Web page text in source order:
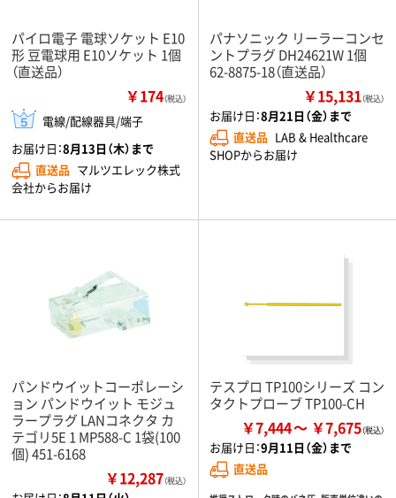
パイロ電子 電球ソケット E10
形 豆電球用 E10ソケット 1個
（直送品）
￥174（税込）
電線/配線器具/端子
お届け日：8月13日（木）まで
直送品 マルツエレック株式
会社からお届け
パナソニック リーラーコンセ
ントプラグ DH24621W 1個
62-8875-18（直送品）
￥15,131（税込）
お届け日：8月21日（金）まで
直送品 LAB & Healthcare
SHOPからお届け
パンドウイットコーポレーシ
ョン パンドウイット モジュ
ラープラグ LANコネクタ カ
テゴリ5E 1 MP588-C 1袋(100
個) 451-6168
￥12,287（税込）
テスプロ TP100シリーズ コン
タクトプローブ TP100-CH
￥7,444 ￥7,675
お届け日：9月11日（金）まで
直送品